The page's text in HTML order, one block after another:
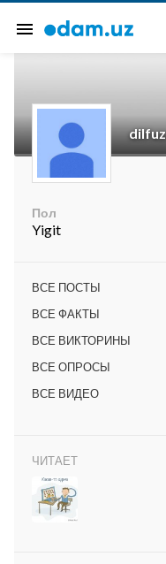
menu
Пол
Yigit
ВСЕ ПОСТЫ
ВСЕ ФАКТЫ
ВСЕ ВИКТОРИНЫ
ВСЕ ОПРОСЫ
ВСЕ ВИДЕО
ЧИТАЕТ